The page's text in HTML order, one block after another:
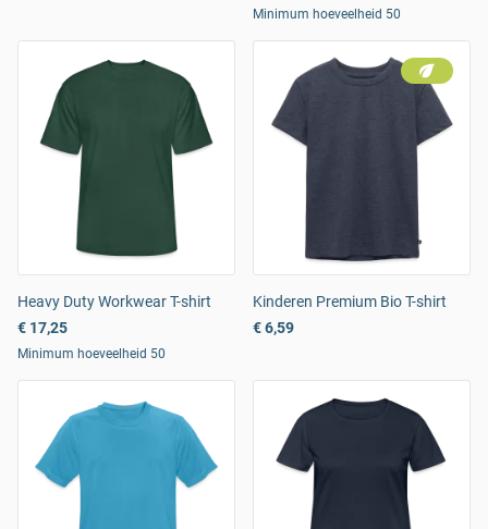
Minimum hoeveelheid 50
Heavy Duty Workwear T-shirt
€ 17,25
Minimum hoeveelheid 50
Kinderen Premium Bio T-shirt
€ 6,59